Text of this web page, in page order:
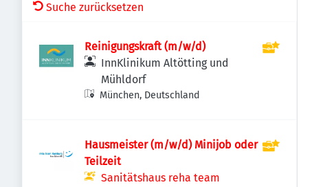
Suche zurücksetzen
Reinigungskraft (m/w/d)
InnKlinikum Altötting und
Mühldorf
München, Deutschland
Hausmeister (m/w/d) Minijob oder
Teilzeit
Sanitätshaus reha team